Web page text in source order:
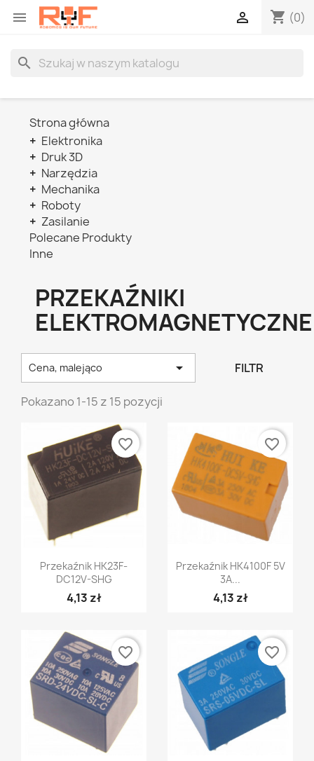
 shopping_cart (0)

search
Strona główna
+ Elektronika
+ Druk 3D
+ Narzędzia
+ Mechanika
+ Roboty
+ Zasilanie
Polecane Produkty
Inne
PRZEKAŹNIKI
ELEKTROMAGNETYCZNE
Cena, malejąco  FILTR
Pokazano 1-15 z 15 pozycji
Szybki podgląd
Przekaźnik HK23F-
DC12V-SHG
4,13 zł
favorite_border
Szybki podgląd
Przekaźnik HK4100F 5V
3A...
4,13 zł
favorite_border
favorite_border favorite_border